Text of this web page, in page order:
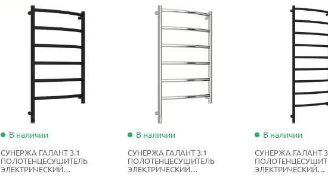
В наличии
СУНЕРЖА ГАЛАНТ 3.1
ПОЛОТЕНЦЕСУШИТЕЛЬ
ЭЛЕКТРИЧЕСКИЙ
В наличии
СУНЕРЖА ГАЛАНТ 3.1
ПОЛОТЕНЦЕСУШИТЕЛЬ
ЭЛЕКТРИЧЕСКИЙ
В наличии
СУНЕРЖА ГАЛАНТ
ЭЛЕКТРИЧЕСКИЙ